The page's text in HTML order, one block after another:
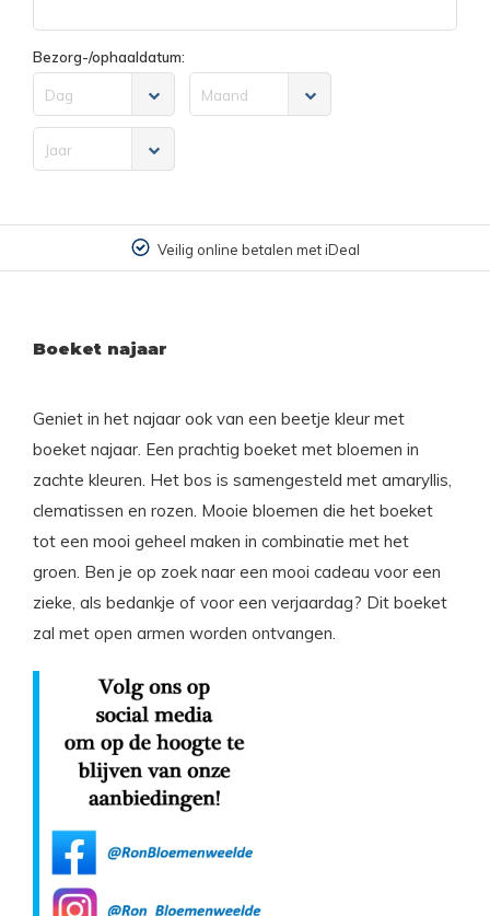
Bezorg-/ophaaldatum:
Dag Maand
Jaar
Veilig online betalen met iDeal
Boeket najaar
Geniet in het najaar ook van een beetje kleur met
boeket najaar. Een prachtig boeket met bloemen in
zachte kleuren. Het bos is samengesteld met amaryllis,
clematissen en rozen. Mooie bloemen die het boeket
tot een mooi geheel maken in combinatie met het
groen. Ben je op zoek naar een mooi cadeau voor een
zieke, als bedankje of voor een verjaardag? Dit boeket
zal met open armen worden ontvangen.